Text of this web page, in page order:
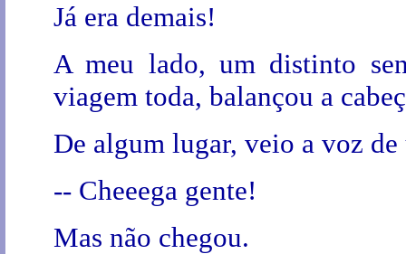
Já era demais!
A meu lado, um distinto
viagem toda, balançou a
De algum lugar, veio a voz
-- Cheeega gente!
Mas não chegou.